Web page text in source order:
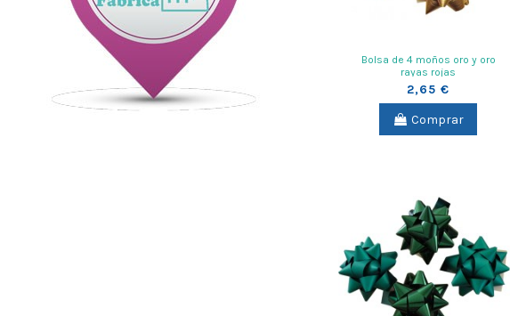
Bolsa de 4 moños oro y oro
rayas rojas
2,65 €
Comprar